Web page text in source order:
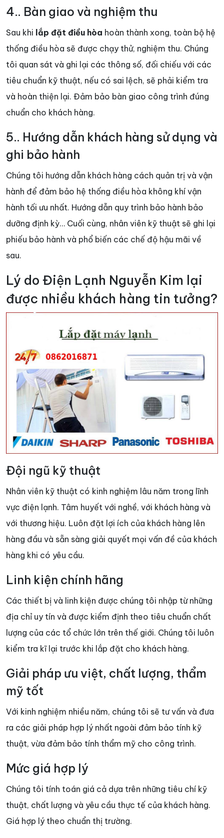
4.. Bàn giao và nghiệm thu
Sau khi lắp đặt điều hòa hoàn thành xong, toàn bộ hệ
thống điều hòa sẽ được chạy thử, nghiệm thu. Chúng
tôi quan sát và ghi lại các thông số, đối chiếu với các
tiêu chuẩn kỹ thuật, nếu có sai lệch, sẽ phải kiểm tra
và hoàn thiện lại. Đảm bảo bàn giao công trình đúng
chuẩn cho khách hàng.
5.. Hướng dẫn khách hàng sử dụng và
ghi bảo hành
Chúng tôi hướng dẫn khách hàng cách quản trị và vận
hành để đảm bảo hệ thống điều hòa không khí vận
hành tối ưu nhất. Hướng dẫn quy trình bảo hành bảo
dưỡng định kỳ… Cuối cùng, nhân viên kỹ thuật sẽ ghi lại
phiếu bảo hành và phổ biến các chế độ hậu mãi về
sau.
Lý do Điện Lạnh Nguyễn Kim lại
được nhiều khách hàng tin tưởng?
Đội ngũ kỹ thuật
Nhân viên kỹ thuật có kinh nghiệm lâu năm trong lĩnh
vực điện lạnh. Tâm huyết với nghề, với khách hàng và
với thương hiệu. Luôn đặt lợi ích của khách hàng lên
hàng đầu và sẵn sàng giải quyết mọi vấn đề của khách
hàng khi có yêu cầu.
Linh kiện chính hãng
Các thiết bị và linh kiện được chúng tôi nhập từ những
địa chỉ uy tín và được kiểm định theo tiêu chuẩn chất
lượng của các tổ chức lớn trên thế giới. Chúng tôi luôn
kiểm tra kĩ lại trước khi lắp đặt cho khách hàng.
Giải pháp ưu việt, chất lượng, thẩm
mỹ tốt
Với kinh nghiệm nhiều năm, chúng tôi sẽ tư vấn và đưa
ra các giải pháp hợp lý nhất ngoài đảm bảo tính kỹ
thuật, vừa đảm bảo tính thẩm mỹ cho công trình.
Mức giá hợp lý
Chúng tôi tính toán giá cả dựa trên những tiêu chí kỹ
thuật, chất lượng và yêu cầu thực tế của khách hàng.
Giá hợp lý theo chuẩn thị trường.